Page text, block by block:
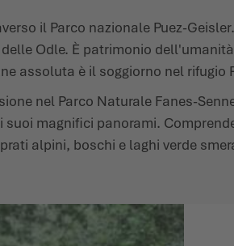
il Parco nazionale Puez-
Odle. È patrimonio
assoluta è il soggiorno nel rifugio
nel Parco Naturale Fanes-
magnifici panorami.
alpini, boschi e laghi verde